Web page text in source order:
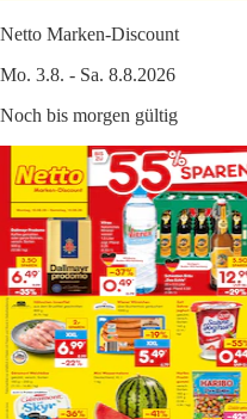
Netto Marken-Discount
Mo. 3.8. - Sa. 8.8.2026
Noch bis morgen gültig